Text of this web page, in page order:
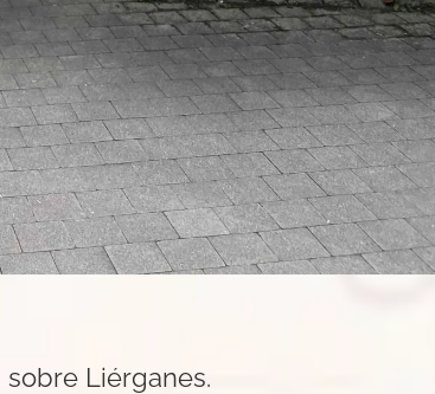
Liérganes.